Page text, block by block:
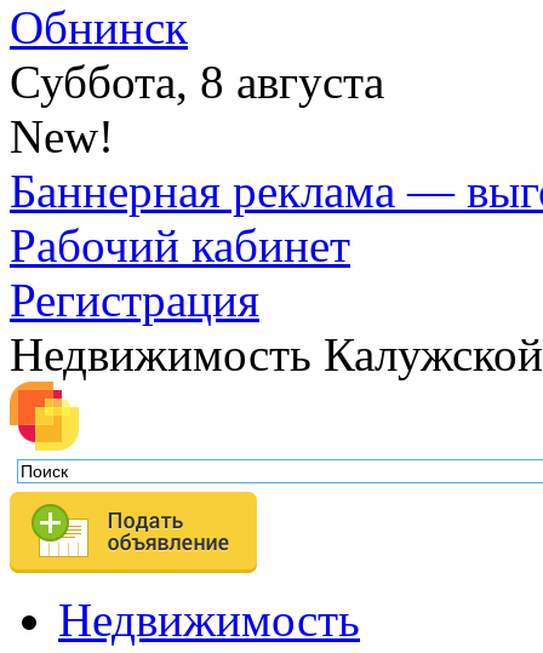
Обнинск
Суббота, 8 августа
New!
Баннерная реклама —
Рабочий кабинет
Регистрация
Недвижимость
Недвижимость